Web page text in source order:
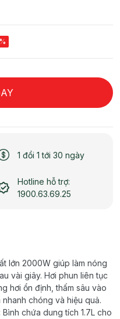
1 đổi 1 tới 30 ngày
Hotline hỗ trợ:
1900.63.69.25
lớn 2000W giúp làm nóng
vài giây. Hơi phun liên tục
hơi ổn định, thấm sâu vào
chóng và hiệu quả.
chứa dung tích 1.7L cho